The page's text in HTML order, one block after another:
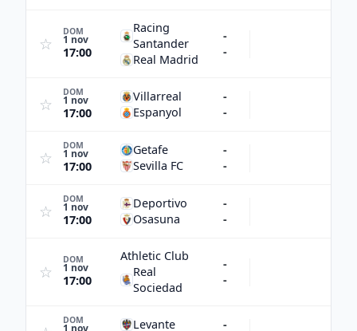
☆
DOM
1 nov
17:00
Racing
Santander
Real Madrid
-
-
☆
DOM
1 nov
17:00
Villarreal
Espanyol
-
-
☆
DOM
1 nov
17:00
Getafe
Sevilla FC
-
-
☆
DOM
1 nov
17:00
Deportivo
Osasuna
-
-
☆
DOM
1 nov
17:00
Athletic Club
Real
Sociedad
-
-
DOM
1 nov
Levante
-